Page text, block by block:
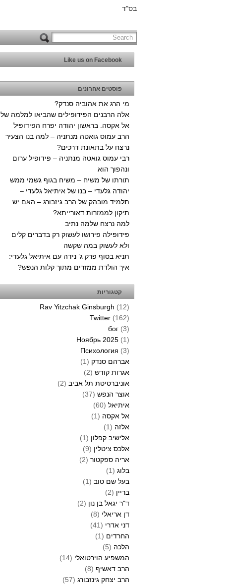
בס"ד
Like us on Facebook
פוסטים אחרונים
מי הרג את אהוביה סנדק?
אלה הרבנים הפידופילים שהביאו למלמה של
אל אקסה. בראשון יהודה יפרח הפידופיל
הרב עמוס גואטה מנתניה – למה בנו הצעיר
נרצח על בתאונת דרכים?
רבי עמוס גואטה מנתניה – פידופיל ערום
ונהפוך הוא
תורתו של משיח – משיח בגוף גשמי ממש
יהודה גלעדי – בנו של איתיאל גלעדי –
תלמיד מובהק של הרב גיזבורג – האם יש
תיקון לממזרות דאורייתא?
למה נרצח שלמה נתיב
פידופילה פירושו לעשוק רק בדברים קלים
ולא לעשוק במה שקשה
תניא בסוף פרק ג’ נידה עם איתיאל גלעדי:
איך הולדת ממזרים מתוך קלות הנפש?
קטגוריות
Rav Yitzchak Ginsburgh (12)
Twitter (162)
бог (3)
Ноябрь 2025 (1)
Психология (3)
אברהם סנדק (1)
אגרות קודש (2)
אוניברסיטת תל אביב (2)
אוצר הנפש (37)
איתיאל (60)
אל אקסה (1)
אלזה (1)
אלישיב קפלון (1)
אלכס ציטלין (9)
אריה ספקטור (2)
בלוג (1)
בעל שם טוב (1)
בריין (2)
ד"ר יגאל בן נון (2)
דן אריאלי (8)
דני אדרי (41)
החרדים (1)
הלכה (5)
המשפיע הוירטואלי (14)
הרב דאשיף (8)
הרב יצחק גינזבורג (57)